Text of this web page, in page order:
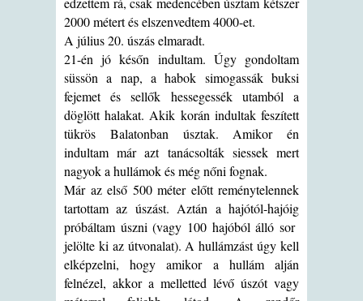
2000 métert és elszenvedtem 4000-et.
A július 20. úszás elmaradt.
21-én jó későn indultam. Úgy gondoltam
süssön a nap, a habok simogassák buksi
fejemet és sellők hessegessék utamból a
döglött halakat. Akik korán indultak feszített
tükrös Balatonban úsztak. Amikor én
indultam már azt tanácsolták siessek mert
nagyok a hullámok és még nőni fognak.
Már az első 500 méter előtt reménytelennek
tartottam az úszást. Aztán a hajótól-hajóig
próbáltam úszni (vagy 100 hajóból álló sor
jelölte ki az útvonalat). A hullámzást úgy kell
elképzelni, hogy amikor a hullám alján
felnézel, akkor a melletted lévő úszót vagy